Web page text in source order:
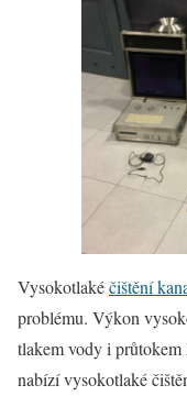
Vysokotlakéčištění
problému. Výkon
tlakem vody i
nabízí vysokotlaké